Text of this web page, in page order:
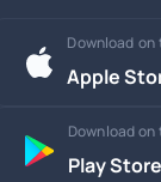
Download on
Apple
Download on
Play Store